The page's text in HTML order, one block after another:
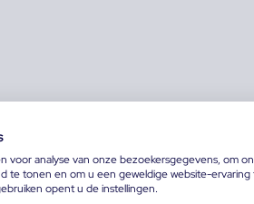
voor analyse van onze bezoekersgegevens, om
te tonen en om u een geweldige website-
opent u de instellingen.